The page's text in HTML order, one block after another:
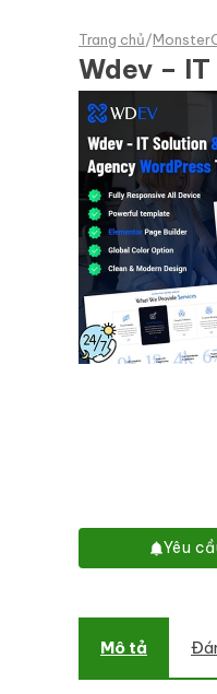
Trang chủ/
Wdev –
Yêu
Mô tả